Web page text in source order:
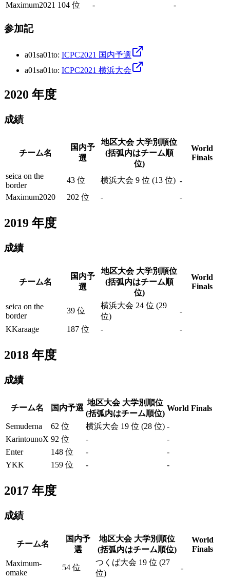
Maximum2021 104 位 - -
参加記
a01sa01to: ICPC2021 国内予選
a01sa01to: ICPC2021 横浜大会
2020 年度
成績
チーム名
国内予
選
地区大会 大学別順位
(括弧内はチーム順
位)
World
Finals
seica on the
border
43 位 横浜大会 9 位 (13 位) -
Maximum2020
202 位 - -
2019 年度
成績
チーム名
国内予
選
地区大会 大学別順位
(括弧内はチーム順
位)
World
Finals
seica on the
border
39 位
横浜大会 24 位 (29
位)
-
KKaraage 187 位 - -
2018 年度
成績
チーム名 国内予選
地区大会 大学別順位
(括弧内はチーム順位)
World Finals
Semuderna 62 位 横浜大会 19 位 (28 位) -
KarintounoX 92 位 -
-
Enter
148 位 -
-
YKK
159 位 - -
2017 年度
成績
チーム名
国内予
選
地区大会 大学別順位
(括弧内はチーム順位)
World
Finals
Maximum-
omake
54 位
つくば大会 19 位 (27
位)
-